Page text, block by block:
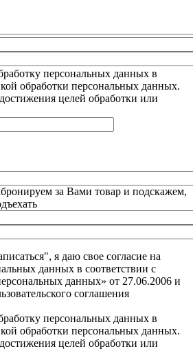
персональных данных в
обработки персональных данных.
целей обработки или
за Вами товар и подскажем,
я даю свое согласие на
данных в соответствии с
данных» от 27.06.2006 и
соглашения
персональных данных в
обработки персональных данных.
целей обработки или